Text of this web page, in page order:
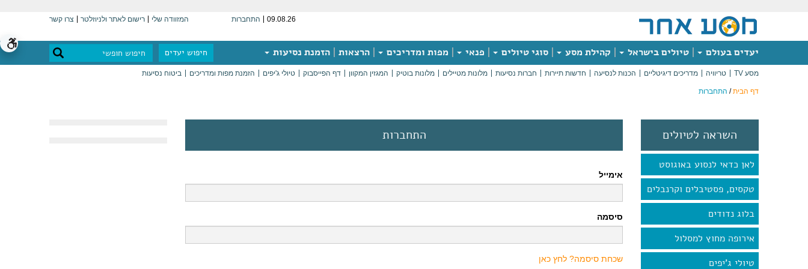
09.08.26 התחברות המזוודה שלי רישום לאתר ולניוזלטר צרו קשר
יעדים בעולם טיולים בישראל קהילת מסע סוגי טיולים פנאי מפות ומדריכים הרצאות הזמנת נסיעות חיפוש יעדים
מסע TV טריוויה מדריכים דיגיטליים הכנות לנסיעה חדשות תיירות חברות נסיעות מלונות מטיילים מלונות בוטיק המגזין המקוון דף הפייסבוק טיולי ג'יפים הזמנת מפות ומדריכים ביטוח נסיעות
דף הבית/ התחברות
השראה לטיולים
לאן כדאי לנסוע באוגוסט
טקסים, פסטיבלים וקרנבלים
בלוג נדודים
אירופה מחוץ למסלול
טיולי ג'יפים
התחברות
אימייל
סיסמה
שכחת סיסמה? לחץ כאן